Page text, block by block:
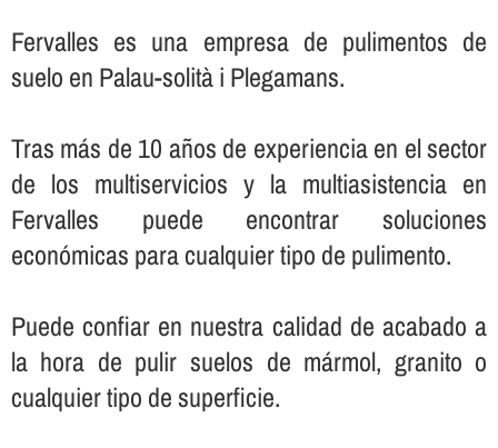
Fervalles es una empresa de pulimentos de
suelo en Palau-solità i Plegamans.
Tras más de 10 años de experiencia en el sector
de los multiservicios y la multiasistencia en
Fervalles puede encontrar soluciones
económicas para cualquier tipo de pulimento.
Puede confiar en nuestra calidad de acabado a
la hora de pulir suelos de mármol, granito o
cualquier tipo de superficie.